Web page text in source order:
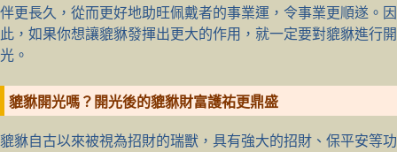
伴更長久，從而更好地助旺佩戴者的事業運，令事業更順遂。因
此，如果你想讓貔貅發揮出更大的作用，就一定要對貔貅進行開
光。
貔貅開光嗎？開光後的貔貅財富護祐更鼎盛
貔貅自古以來被視為招財的瑞獸，具有強大的招財、保平安等功